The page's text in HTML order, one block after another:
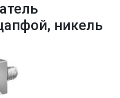
никель